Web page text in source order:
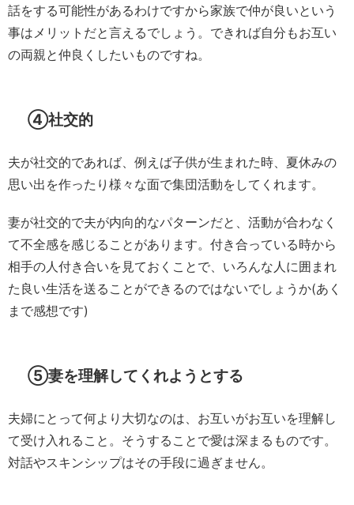
話をする可能性があるわけですから家族で仲が良いという
事はメリットだと言えるでしょう。できれば自分もお互い
の両親と仲良くしたいものですね。
④社交的
夫が社交的であれば、例えば子供が生まれた時、夏休みの
思い出を作ったり様々な面で集団活動をしてくれます。
妻が社交的で夫が内向的なパターンだと、活動が合わなく
て不全感を感じることがあります。付き合っている時から
相手の人付き合いを見ておくことで、いろんな人に囲まれ
た良い生活を送ることができるのではないでしょうか(あく
まで感想です)
⑤妻を理解してくれようとする
夫婦にとって何より大切なのは、お互いがお互いを理解し
て受け入れること。そうすることで愛は深まるものです。
対話やスキンシップはその手段に過ぎません。